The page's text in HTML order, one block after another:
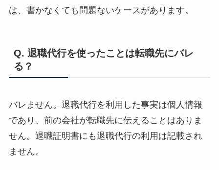
は、書かなくても問題ないケースがあります。
Q. 退職代行を使ったことは転職先にバレ
る？
バレません。退職代行を利用した事実は個人情報
であり、前の会社が転職先に伝えることはありま
せん。退職証明書にも退職代行の利用は記載され
ません。